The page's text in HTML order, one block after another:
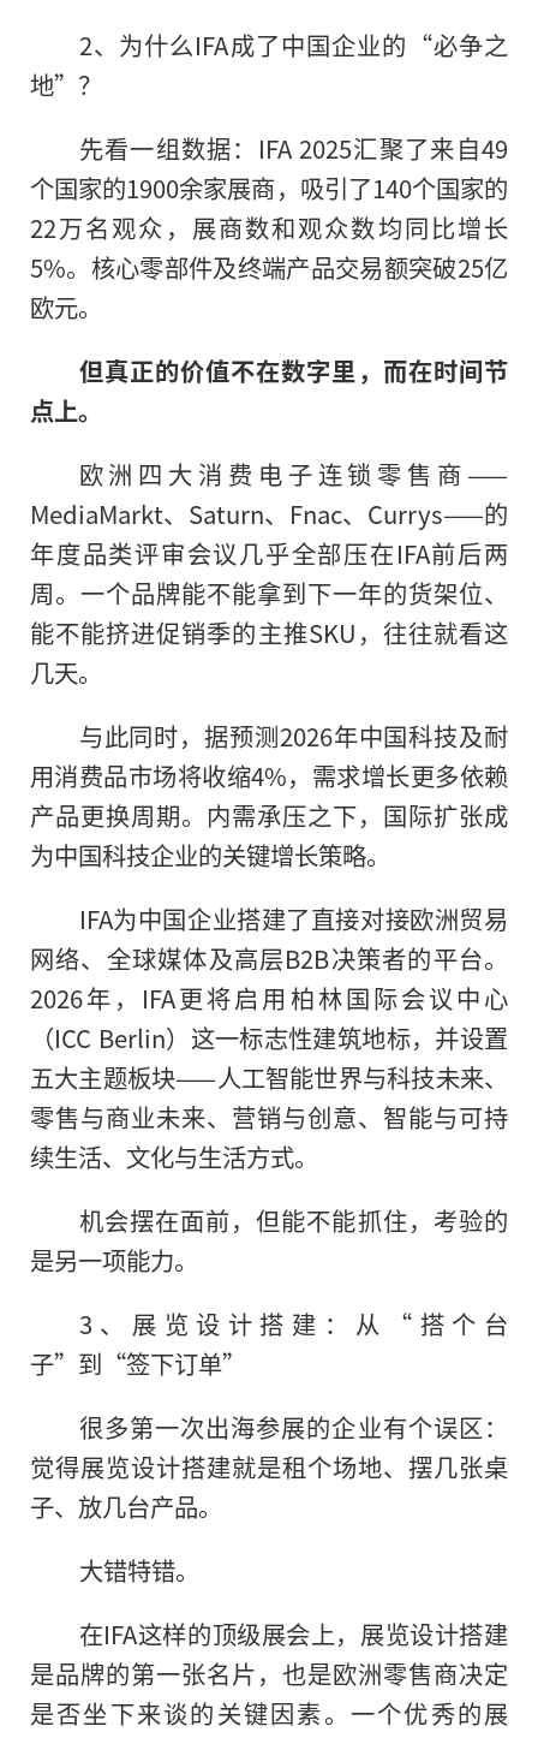
2、为什么IFA成了中国企业的“必争之
地”？
先看一组数据：IFA 2025汇聚了来自49
个国家的1900余家展商，吸引了140个国家的
22万名观众，展商数和观众数均同比增长
5%。核心零部件及终端产品交易额突破25亿
欧元。
但真正的价值不在数字里，而在时间节
点上。
欧洲四大消费电子连锁零售商——
MediaMarkt、Saturn、Fnac、Currys——的
年度品类评审会议几乎全部压在IFA前后两
周。一个品牌能不能拿到下一年的货架位、
能不能挤进促销季的主推SKU，往往就看这
几天。
与此同时，据预测2026年中国科技及耐
用消费品市场将收缩4%，需求增长更多依赖
产品更换周期。内需承压之下，国际扩张成
为中国科技企业的关键增长策略。
IFA为中国企业搭建了直接对接欧洲贸易
网络、全球媒体及高层B2B决策者的平台。
2026年，IFA更将启用柏林国际会议中心
（ICC Berlin）这一标志性建筑地标，并设置
五大主题板块——人工智能世界与科技未来、
零售与商业未来、营销与创意、智能与可持
续生活、文化与生活方式。
机会摆在面前，但能不能抓住，考验的
是另一项能力。
3、展览设计搭建：从“搭个台
子”到“签下订单”
很多第一次出海参展的企业有个误区：
觉得展览设计搭建就是租个场地、摆几张桌
子、放几台产品。
大错特错。
在IFA这样的顶级展会上，展览设计搭建
是品牌的第一张名片，也是欧洲零售商决定
是否坐下来谈的关键因素。一个优秀的展